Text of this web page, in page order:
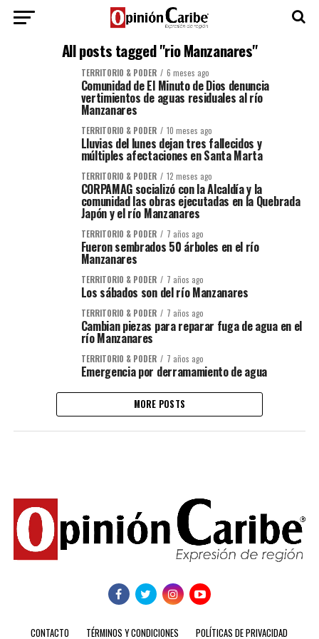
All posts tagged "rio Manzanares"
TERRITORIO & PODER 6 meses ago
Comunidad de El Minuto de Dios denuncia
vertimientos de aguas residuales al río
Manzanares
TERRITORIO & PODER 10 meses ago
Lluvias del lunes dejan tres fallecidos y
múltiples afectaciones en Santa Marta
TERRITORIO & PODER 12 meses ago
CORPAMAG socializó con la Alcaldía y la
comunidad las obras ejecutadas en la Quebrada
Japón y el río Manzanares
TERRITORIO & PODER 7 años ago
Fueron sembrados 50 árboles en el río
Manzanares
TERRITORIO & PODER 7 años ago
Los sábados son del río Manzanares
TERRITORIO & PODER 7 años ago
Cambian piezas para reparar fuga de agua en el
río Manzanares
TERRITORIO & PODER 7 años ago
Emergencia por derramamiento de agua
MORE POSTS
CONTACTO TÉRMINOS Y CONDICIONES POLÍTICAS DE PRIVACIDAD